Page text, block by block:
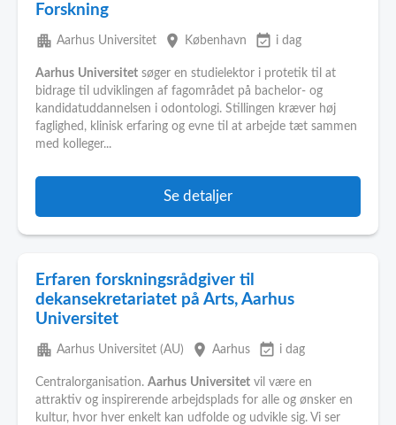
Forskning
apartment Aarhus Universitet place København event_available i dag
Aarhus Universitet søger en studielektor i protetik til at
bidrage til udviklingen af fagområdet på bachelor- og
kandidatuddannelsen i odontologi. Stillingen kræver høj
faglighed, klinisk erfaring og evne til at arbejde tæt sammen
med kolleger...
Se detaljer
Erfaren forskningsrådgiver til
dekansekretariatet på Arts, Aarhus
Universitet
apartment Aarhus Universitet (AU) place Aarhus event_available i dag
Centralorganisation. Aarhus Universitet vil være en
attraktiv og inspirerende arbejdsplads for alle og ønsker en
kultur, hvor hver enkelt kan udfolde og udvikle sig. Vi ser